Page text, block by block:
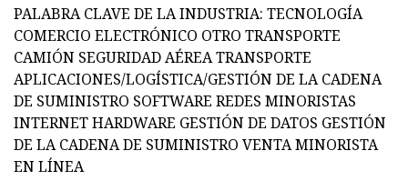
PALABRA CLAVE DE LA INDUSTRIA: TECNOLOGÍA
COMERCIO ELECTRÓNICO OTRO TRANSPORTE
CAMIÓN SEGURIDAD AÉREA TRANSPORTE
APLICACIONES/LOGÍSTICA/GESTIÓN DE LA CADENA
DE SUMINISTRO SOFTWARE REDES MINORISTAS
INTERNET HARDWARE GESTIÓN DE DATOS GESTIÓN
DE LA CADENA DE SUMINISTRO VENTA MINORISTA
EN LÍNEA